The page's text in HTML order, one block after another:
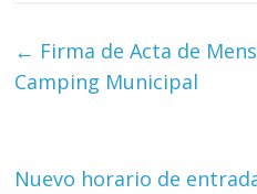
← Firma de Acta de
Camping Municipal
Nuevo horario de